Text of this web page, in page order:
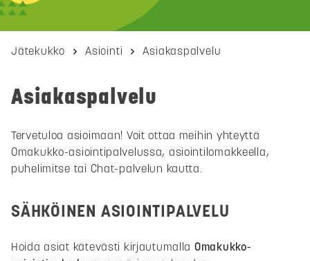
Jätekukko Asiointi Asiakaspalvelu
Asiakaspalvelu
Tervetuloa asioimaan! Voit ottaa meihin yhteyttä
Omakukko-asiointipalvelussa, asiointilomakkeella,
puhelimitse tai Chat-palvelun kautta.
SÄHKÖINEN ASIOINTIPALVELU
Hoida asiat kätevästi kirjautumalla Omakukko-